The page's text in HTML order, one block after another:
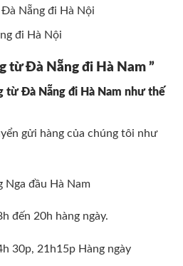
Nẵng đi Hà Nội
đi Hà Nội
từ Đà Nẵng đi Hà Nam ”
từ Đà Nẵng đi Hà Nam như thế
gửi hàng của chúng tôi như
Nga đầu Hà Nam
đến 20h hàng ngày.
30p, 21h15p Hàng ngày